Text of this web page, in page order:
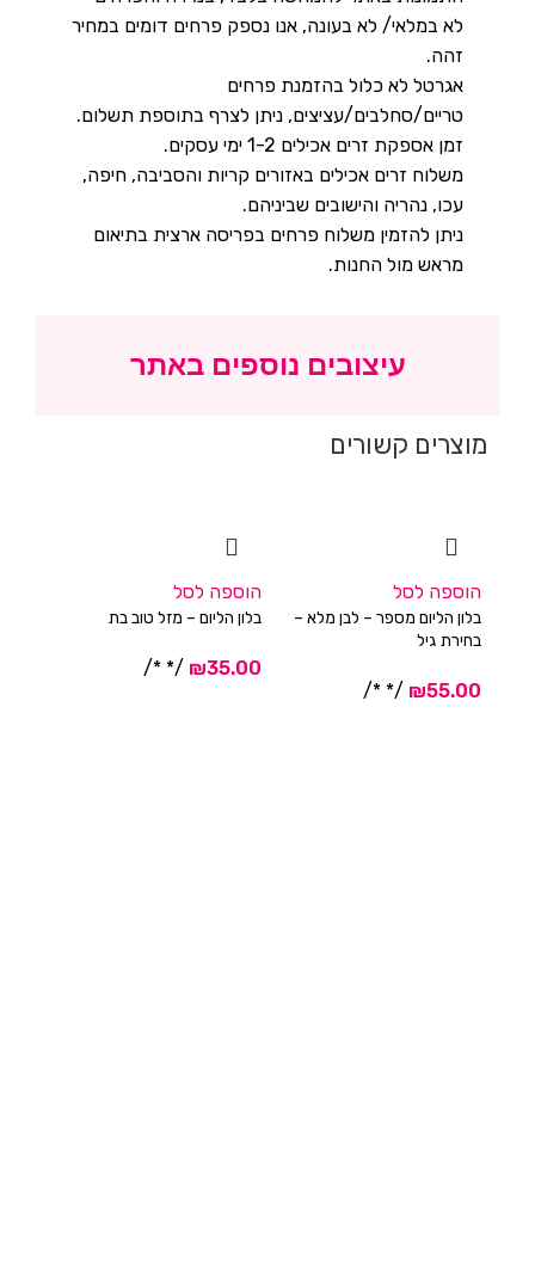
לא במלאי/ לא בעונה, אנו נספק פרחים דומים במחיר
זהה.
אגרטל לא כלול בהזמנת פרחים
טריים/סחלבים/עציצים, ניתן לצרף בתוספת תשלום.
זמן אספקת זרים אכילים 1-2 ימי עסקים.
משלוח זרים אכילים באזורים קריות והסביבה, חיפה,
עכו, נהריה והישובים שביניהם.
ניתן להזמין משלוח פרחים בפריסה ארצית בתיאום
מראש מול החנות.
עיצובים נוספים באתר
מוצרים קשורים
הוספה לסל
בלון הליום מספר – לבן מלא –
בחירת גיל
/* */
הוספה לסל
בלון הליום – מזל טוב בת
/* */